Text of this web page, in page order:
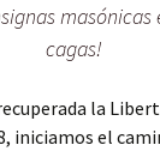
masónicas
cagas!
la
iniciamos el